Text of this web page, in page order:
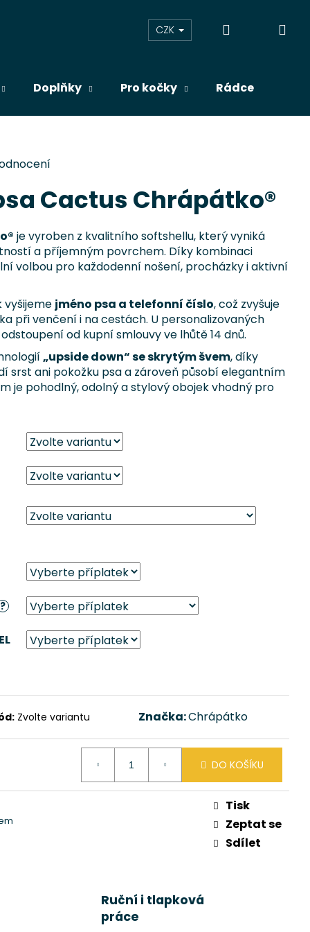
Doplňky Pro kočky Rádce
CZK Přihlášení
Cactus Chrápátko®
je vyroben z kvalitního softshellu, který vyniká
a příjemným povrchem. Díky kombinaci
volbou pro každodenní nošení, procházky i aktivní
vyšijeme jméno psa a telefonní číslo, což zvyšuje
při venčení i na cestách. U personalizovaných
od kupní smlouvy ve lhůtě 14 dnů.
„upside down“ se skrytým švem, díky
srst ani pokožku psa a zároveň působí elegantním
je pohodlný, odolný a stylový obojek vhodný pro
?
Zvolte variantu Značka:Chrápátko
DO KOŠÍKU
Tisk
Zeptat se
Sdílet
Ruční i tlapková
práce